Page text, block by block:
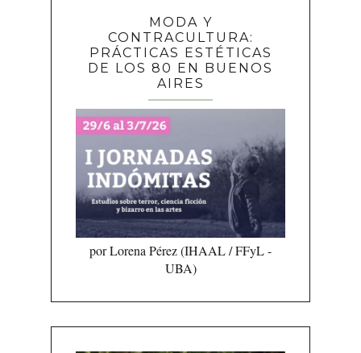
MODA Y
CONTRACULTURA:
PRÁCTICAS ESTÉTICAS
DE LOS 80 EN BUENOS
AIRES
por Lorena Pérez (IHAAL / FFyL -
UBA)